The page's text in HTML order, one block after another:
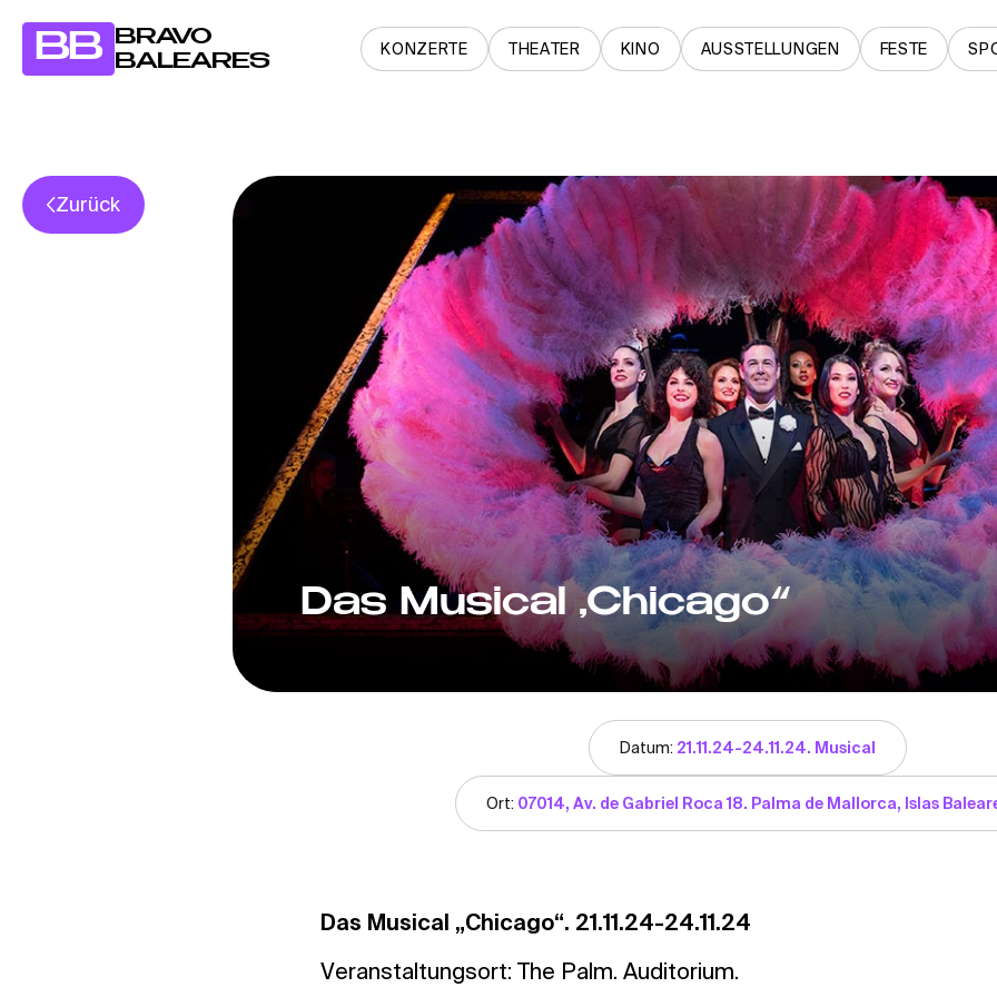
BB
BRAVO
BALEARES
KONZERTE THEATER KINO AUSSTELLUNGEN FESTE
Zurück
Das Musical „Chicago“
Datum: 21.11.24-24.11.24. Musical
Ort: 07014, Av. de Gabriel Roca 18. Palma de Mallorca, Islas
Das Musical „Chicago“. 21.11.24-24.11.24
Veranstaltungsort: The Palm. Auditorium.